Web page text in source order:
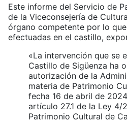
Este informe del Servicio de
de la Viceconsejería de
órgano competente por lo
efectuadas en el castillo,
«La intervención que se
Castillo de Sigüenza ha
autorización de la
materia de Patrimonio
fecha 16 de abril de
artículo 27.1 de la Ley 4/
Patrimonio Cultural de